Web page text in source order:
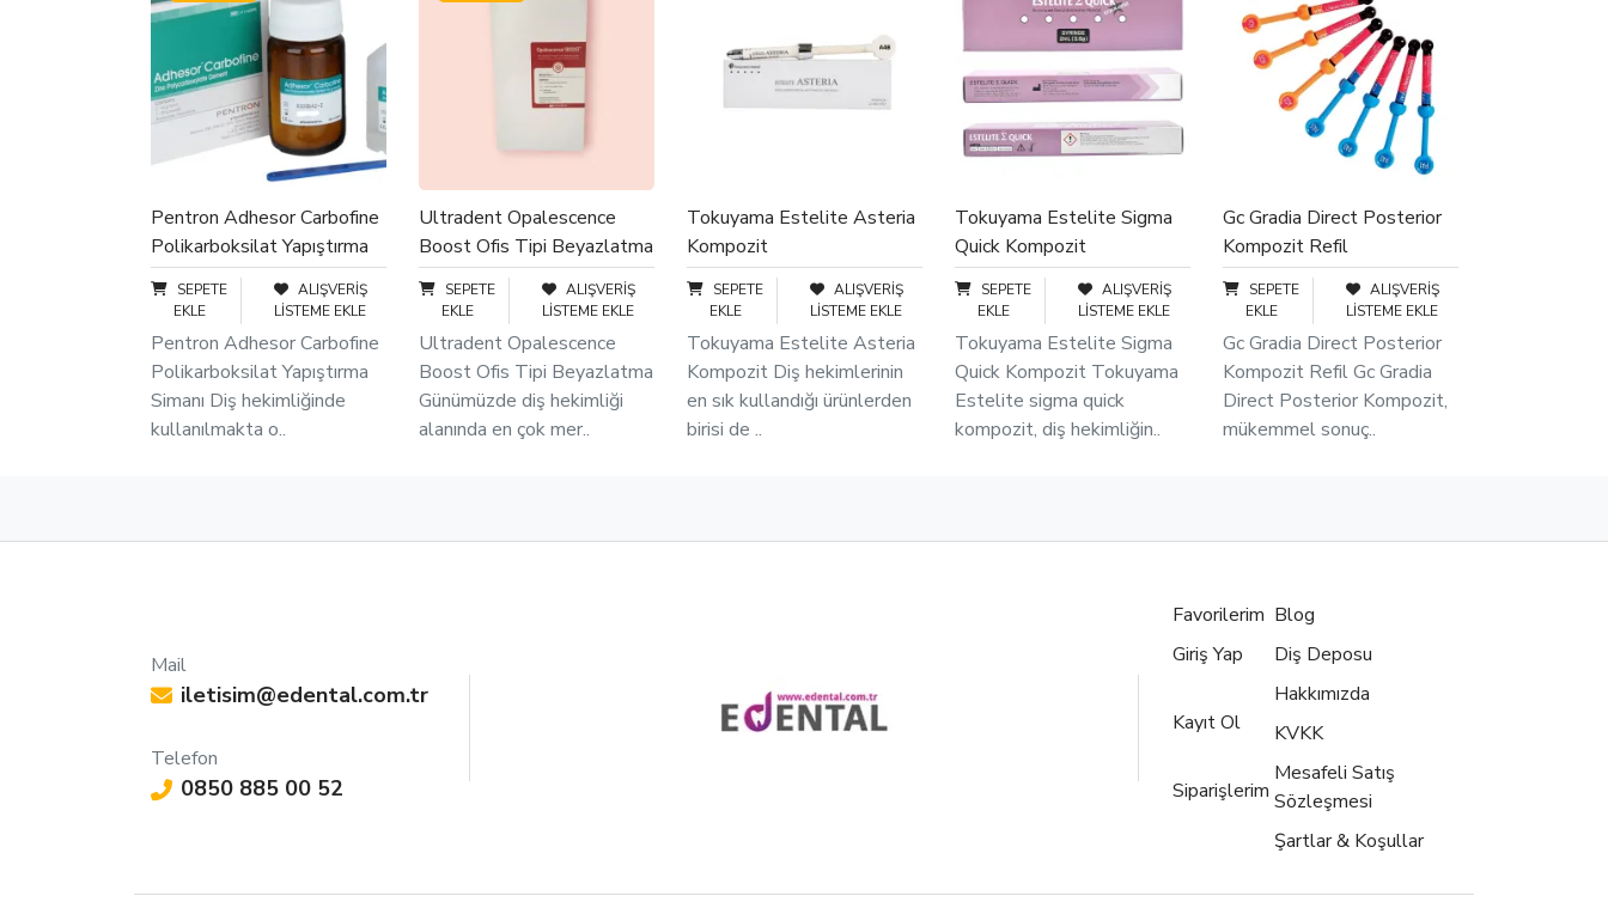
Pentron Adhesor Carbofine
Polikarboksilat Yapıştırma
Simanı
SEPETE
EKLE
ALIŞVERIŞ
LISTEME EKLE
Pentron Adhesor Carbofine
Polikarboksilat Yapıştırma
Simanı Diş hekimliğinde
kullanılmakta o..
Ultradent Opalescence
Boost Ofis Tipi Beyazlatma
SEPETE
EKLE
ALIŞVERIŞ
LISTEME EKLE
Ultradent Opalescence
Boost Ofis Tipi Beyazlatma
Günümüzde diş hekimliği
alanında en çok mer..
Tokuyama Estelite Asteria
Kompozit
SEPETE
EKLE
ALIŞVERIŞ
LISTEME EKLE
Tokuyama Estelite Asteria
Kompozit Diş hekimlerinin
en sık kullandığı ürünlerden
birisi de ..
Tokuyama Estelite Sigma
Quick Kompozit
SEPETE
EKLE
ALIŞVERIŞ
LISTEME EKLE
Tokuyama Estelite Sigma
Quick Kompozit Tokuyama
Estelite sigma quick
kompozit, diş hekimliğin..
Gc Gradia Direct Posterior
Kompozit Refil
SEPETE
EKLE
ALIŞVERIŞ
LISTEME EKLE
Gc Gradia Direct Posterior
Kompozit Refil Gc Gradia
Direct Posterior Kompozit,
mükemmel sonuç..
Mail
iletisim@edental.com.tr
Telefon
0850 885 00 52
Favorilerim
Giriş Yap
Kayıt Ol
Siparişlerim
Blog
Diş Deposu
Hakkımızda
KVKK
Mesafeli Satış
Sözleşmesi
Şartlar & Koşullar